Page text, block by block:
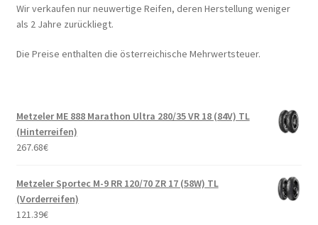
Wir verkaufen nur neuwertige Reifen, deren Herstellung weniger
als 2 Jahre zurückliegt.
Die Preise enthalten die österreichische Mehrwertsteuer.
Metzeler ME 888 Marathon Ultra 280/35 VR 18 (84V) TL
(Hinterreifen)
267.68€
Metzeler Sportec M-9 RR 120/70 ZR 17 (58W) TL
(Vorderreifen)
121.39€